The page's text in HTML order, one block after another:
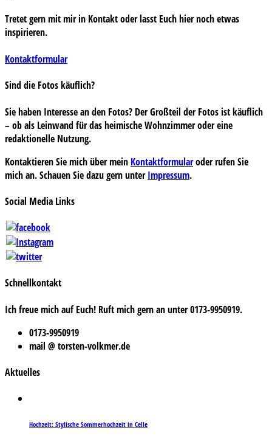
Tretet gern mit mir in Kontakt oder lasst Euch hier noch etwas
inspirieren.
Kontaktformular
Sind die Fotos käuflich?
Sie haben Interesse an den Fotos? Der Großteil der Fotos ist käuflich
– ob als Leinwand für das heimische Wohnzimmer oder eine
redaktionelle Nutzung.
Kontaktieren Sie mich über mein Kontaktformularoder rufen Sie
mich an. Schauen Sie dazu gern unterImpressum.
Social Media Links
Schnellkontakt
Ich freue mich auf Euch! Ruft mich gern an unter 0173-9950919.
0173-9950919
mail @ torsten-volkmer.de
Aktuelles
Hochzeit: Stylische Sommerhochzeit in Celle